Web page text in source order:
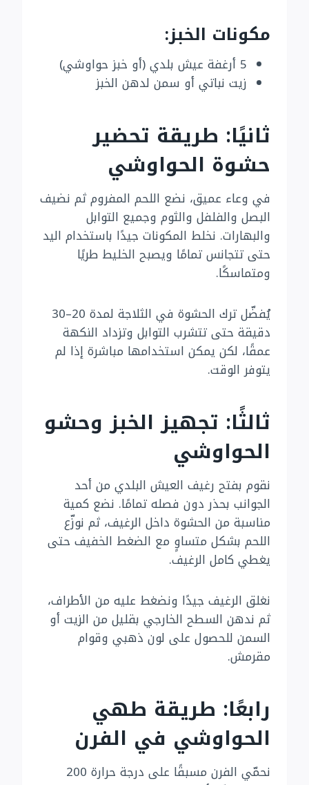
مكونات الخبز:
5 أرغفة عيش بلدي (أو خبز حواوشي)
زيت نباتي أو سمن لدهن الخبز
ثانيًا: طريقة تحضير
حشوة الحواوشي
في وعاء عميق، نضع اللحم المفروم ثم نضيف
البصل والفلفل والثوم وجميع التوابل
والبهارات. نخلط المكونات جيدًا باستخدام اليد
حتى تتجانس تمامًا ويصبح الخليط طريًا
ومتماسكًا.
يُفضّل ترك الحشوة في الثلاجة لمدة 20–30
دقيقة حتى تتشرب التوابل وتزداد النكهة
عمقًا، لكن يمكن استخدامها مباشرة إذا لم
يتوفر الوقت.
ثالثًا: تجهيز الخبز وحشو
الحواوشي
نقوم بفتح رغيف العيش البلدي من أحد
الجوانب بحذر دون فصله تمامًا. نضع كمية
مناسبة من الحشوة داخل الرغيف، ثم نوزّع
اللحم بشكل متساوٍ مع الضغط الخفيف حتى
يغطي كامل الرغيف.
نغلق الرغيف جيدًا ونضغط عليه من الأطراف،
ثم ندهن السطح الخارجي بقليل من الزيت أو
السمن للحصول على لون ذهبي وقوام
مقرمش.
رابعًا: طريقة طهي
الحواوشي في الفرن
نحمّي الفرن مسبقًا على درجة حرارة 200